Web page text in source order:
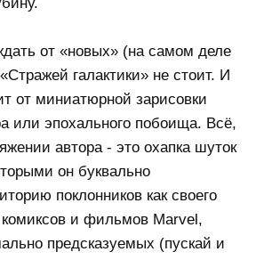
от «новых» (на самом деле
галактики» не стоит. И
от миниатюрной зарисовки
или эпохального побоища. Всё,
автора - это охапка шуток
он буквально
поклонников как своего
комиксов и фильмов Marvel,
предсказуемых (пускай и